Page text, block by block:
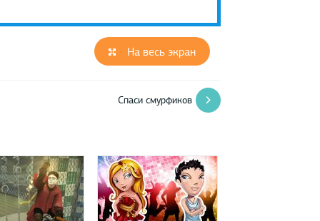
На весь экран
Спаси смурфиков